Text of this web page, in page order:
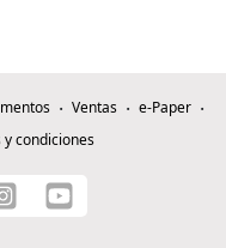
Ventas
e-Paper
y condiciones